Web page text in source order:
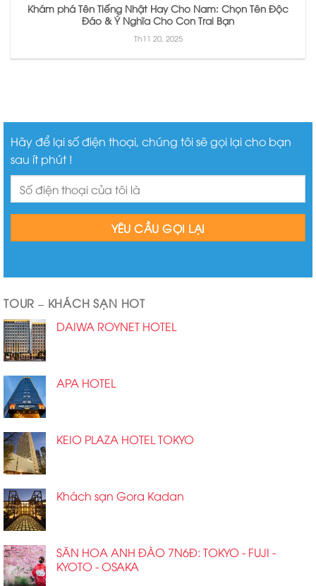
Khám phá Tên Tiếng Nhật Hay Cho Nam: Chọn Tên Độc
Đáo & Ý Nghĩa Cho Con Trai Bạn
Th11 20, 2025
Hãy để lại số điện thoại, chúng tôi sẽ gọi lại cho bạn
sau ít phút !
TOUR – KHÁCH SẠN HOT
DAIWA ROYNET HOTEL
APA HOTEL
KEIO PLAZA HOTEL TOKYO
Khách sạn Gora Kadan
SĂN HOA ANH ĐÀO 7N6Đ: TOKYO - FUJI -
KYOTO - OSAKA